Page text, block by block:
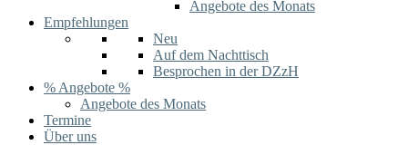
Angebote des Monats
Empfehlungen
Neu
Auf dem Nachttisch
Besprochen in der DZzH
% Angebote %
Angebote des Monats
Termine
Über uns